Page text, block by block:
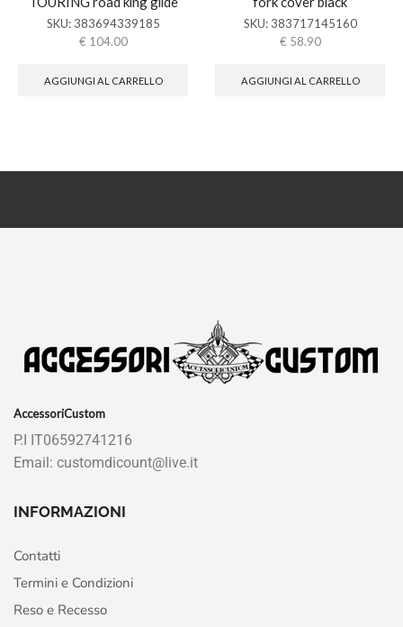
SKU: 383694339185
€ 104.00
AGGIUNGI AL CARRELLO
SKU: 383717145160
€ 58.90
AGGIUNGI AL CARRELLO
AccessoriCustom
P.I IT06592741216
Email: customdicount@live.it
INFORMAZIONI
Contatti
Termini e Condizioni
Reso e Recesso